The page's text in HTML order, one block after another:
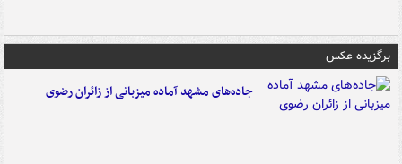
برگزیده عکس
جاده‌های مشهد آماده میزبانی از زائران رضوی